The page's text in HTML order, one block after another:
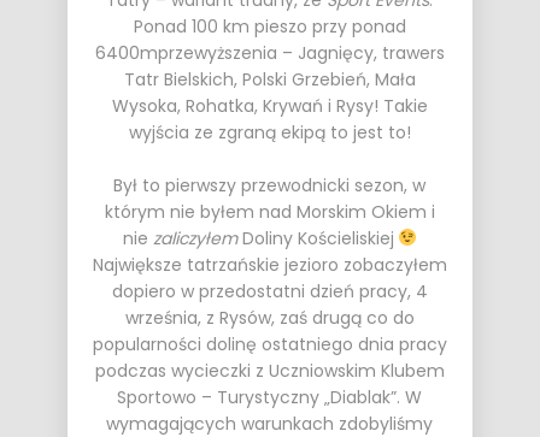
Ponad 100 km pieszo przy ponad
6400mprzewyższenia – Jagnięcy, trawers
Tatr Bielskich, Polski Grzebień, Mała
Wysoka, Rohatka, Krywań i Rysy! Takie
wyjścia ze zgraną ekipą to jest to!
Był to pierwszy przewodnicki sezon, w
którym nie byłem nad Morskim Okiem i
nie zaliczyłemDoliny Kościeliskiej
Największe tatrzańskie jezioro zobaczyłem
dopiero w przedostatni dzień pracy, 4
września, z Rysów, zaś drugą co do
popularności dolinę ostatniego dnia pracy
podczas wycieczki z Uczniowskim Klubem
Sportowo – Turystyczny „Diablak”. W
wymagających warunkach zdobyliśmy